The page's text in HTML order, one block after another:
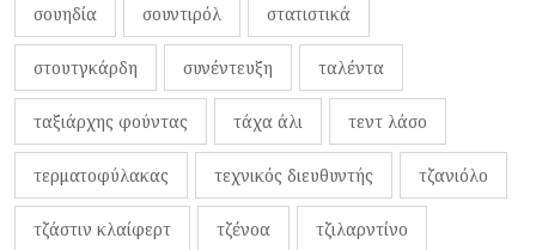
σουηδία σουντιρόλ στατιστικά
στουτγκάρδη συνέντευξη ταλέντα
ταξιάρχης φούντας τάχα άλι τεντ λάσο
τερματοφύλακας τεχνικός διευθυντής τζανιόλο
τζάστιν κλαίφερτ τζένοα τζιλαρντίνο